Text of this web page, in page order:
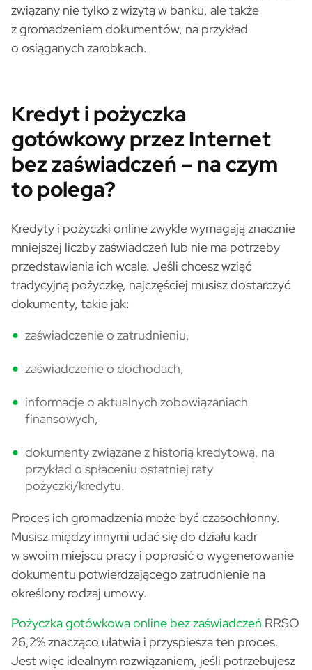
związany nie tylko z wizytą w banku, ale także
z gromadzeniem dokumentów, na przykład
o osiąganych zarobkach.
Kredyt i pożyczka
gotówkowy przez Internet
bez zaświadczeń – na czym
to polega?
Kredyty i pożyczki online zwykle wymagają znacznie
mniejszej liczby zaświadczeń lub nie ma potrzeby
przedstawiania ich wcale. Jeśli chcesz wziąć
tradycyjną pożyczkę, najczęściej musisz dostarczyć
dokumenty, takie jak:
zaświadczenie o zatrudnieniu,
zaświadczenie o dochodach,
informacje o aktualnych zobowiązaniach
finansowych,
dokumenty związane z historią kredytową, na
przykład o spłaceniu ostatniej raty
pożyczki/kredytu.
Proces ich gromadzenia może być czasochłonny.
Musisz między innymi udać się do działu kadr
w swoim miejscu pracy i poprosić o wygenerowanie
dokumentu potwierdzającego zatrudnienie na
określony rodzaj umowy.
Pożyczka gotówkowa online bez zaświadczeń RRSO
26,2% znacząco ułatwia i przyspiesza ten proces.
Jest więc idealnym rozwiązaniem, jeśli potrzebujesz